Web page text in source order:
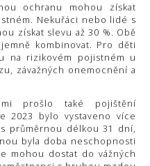
ochranu mohou získat
Nekuřáci nebo lidé s
získat slevu až 30 %. Obě
kombinovat. Pro děti
na rizikovém pojistném u
závažných onemocnění a
prošlo také pojištění
2023 bylo vystaveno více
průměrnou délkou 31 dní,
byla doba neschopnosti
mohou dostat do vážných